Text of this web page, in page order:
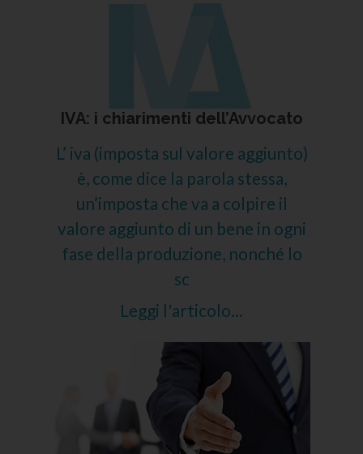
IVA: i chiarimenti dell’Avvocato
L’ iva (imposta sul valore aggiunto)
è, come dice la parola stessa,
un’imposta che va a colpire il
valore aggiunto di un bene in ogni
fase della produzione, nonché lo
sc
Leggi l'articolo...